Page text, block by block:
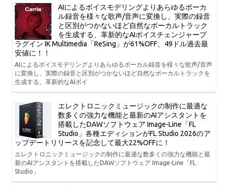
AIによるボイスモデリングよりあらゆるボーカ
ル録音を様々な歌声/音声に変換し、実際の録音
と区別がつかないほど自然なボーカルトラック
を生成する、革新的なAIボイスチェンジャープ
ラグイン IK Multimedia「ReSing」が61%OFF、49ドル過去最
安値に！！
AIによるボイスモデリングよりあらゆるボーカル録音を様々な歌声/音声
に変換し、実際の録音と区別がつかないほど自然なボーカルトラックを
生成する、革新的なAIボイ
エレクトロニックミュージックの制作に最適な
数多くの強力な機能と最新のAIアシスタントを
搭載したDAWソフトウェア Image-Line「FL
Studio」各種エディションがFL Studio 2026のア
ップデートリリースを記念して最大22%OFFに！
エレクトロニックミュージックの制作に最適な数多くの強力な機能と最
新のAIアシスタントを搭載したDAWソフトウェア Image-Line「FL
Studio」